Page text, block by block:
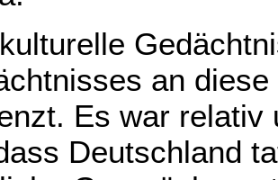
an
Es war relativ
Deutschland